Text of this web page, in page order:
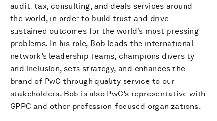
audit, tax, consulting, and deals services around
the world, in order to build trust and drive
sustained outcomes for the world’s most pressing
problems. In his role, Bob leads the international
network’s leadership teams, champions diversity
and inclusion, sets strategy, and enhances the
brand of PwC through quality service to our
stakeholders. Bob is also PwC’s representative with
GPPC and other profession-focused organizations.